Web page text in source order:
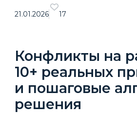
21.01.2026 17
Конфликты на
10+ реальных
и пошаговые
решения